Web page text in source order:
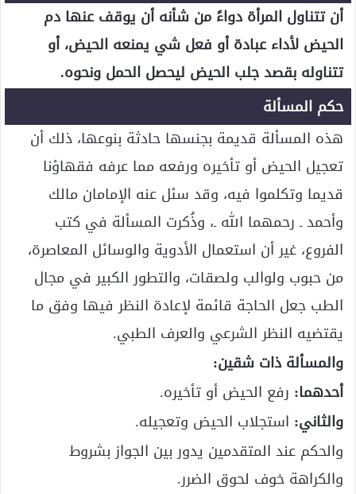
أن تتناول المرأة دواءً من شأنه أن يوقف عنها دم
الحيض لأداء عبادة أو فعل شي يمنعه الحيض، أو
تتناوله بقصد جلب الحيض ليحصل الحمل ونحوه.
حكم المسألة
هذه المسألة قديمة بجنسها حادثة بنوعها، ذلك أن
تعجيل الحيض أو تأخيره ورفعه مما عرفه فقهاؤنا
قديما وتكلموا فيه، وقد سئل عنه الإمامان مالك
وأحمد ـ رحمهما الله ـ، وذُكرت المسألة في كتب
الفروع، غير أن استعمال الأدوية والوسائل المعاصرة،
من حبوب ولوالب ولصقات، والتطور الكبير في مجال
الطب جعل الحاجة قائمة لإعادة النظر فيها وفق ما
يقتضيه النظر الشرعي والعرف الطبي.
والمسألة ذات شقين:
أحدهما: رفع الحيض أو تأخيره.
والثاني: استجلاب الحيض وتعجيله.
والحكم عند المتقدمين يدور بين الجواز بشروط
والكراهة خوف لحوق الضرر.